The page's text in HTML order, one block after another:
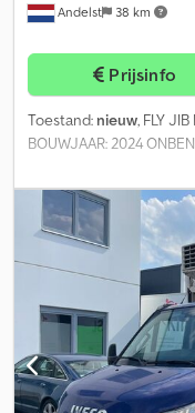
Andelst 38 km
Prijsinfo
Toestand: nieuw, FLY
BOUWJAAR: 2024
MATERIAAL:
ELEKTRONISCHE
Eofx Ahmerf